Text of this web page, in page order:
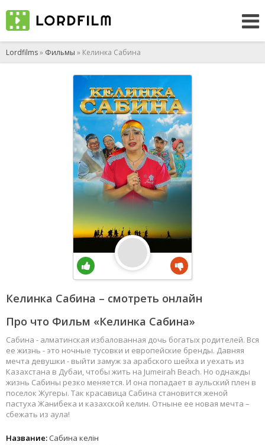
Lordfilms» Фильмы » Келинка Сабина
Келинка Сабина – смотреть онлайн
Про что Фильм «Келинка Сабина»
Сабина - алматинская избалованная дочь богатых родителей. Вся
ее жизнь - это ночные тусовки и европейские бренды. Давняя
мечта девушки - выйти замуж за арабского шейха и уехать из
Казахстана в Дубаи, чтобы жить на Jumeirah Beach. Но однажды
жизнь Сабины резко меняется. И она попадает в аульский плен в
поселок Жугеры. Так красавица Сабина становится женой
пастуха Жанибека и казахской келин. Отныне ее новая мечта –
сбежать из аула!
Название: Сабина келін